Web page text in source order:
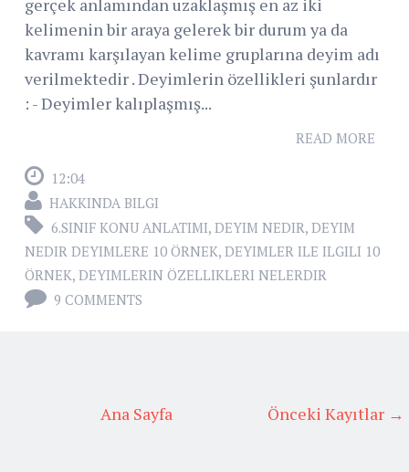
gerçek anlamından uzaklaşmış en az iki
kelimenin bir araya gelerek bir durum ya da
kavramı karşılayan kelime gruplarına deyim adı
verilmektedir . Deyimlerin özellikleri şunlardır
: - Deyimler kalıplaşmış...
READ MORE
12:04
HAKKINDA BILGI
6.SINIF KONU ANLATIMI, DEYIM NEDIR, DEYIM
NEDIR DEYIMLERE 10 ÖRNEK, DEYIMLER ILE ILGILI 10
ÖRNEK, DEYIMLERIN ÖZELLIKLERI NELERDIR
9 COMMENTS
Önceki Kayıtlar →
Ana Sayfa